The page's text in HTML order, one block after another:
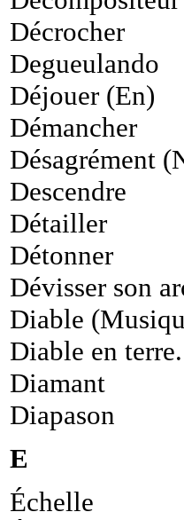
Décrocher
Degueulando
Déjouer (En)
Démancher
Désagrément
Descendre
Détailler
Détonner
Dévisser son
Diable
Diable en
Diamant
Diapason
E
Échelle